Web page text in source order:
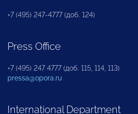
+7 (495) 247-4777 (доб. 124)
Press Office
+7 (495) 247 4777 (доб. 115, 114, 113)
pressa@opora.ru
International Department